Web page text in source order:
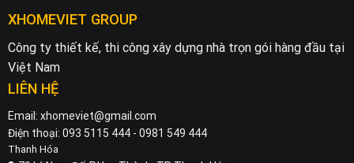
XHOMEVIET GROUP
Công ty thiết kế, thi công xây dựng nhà trọn gói hàng đầu tại
Việt Nam
LIÊN HỆ
Email: xhomeviet@gmail.com
Điện thoại: 093 5115 444 - 0981 549 444
Thanh Hóa